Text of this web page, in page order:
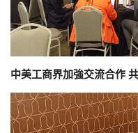
中美工商界加強交流合作